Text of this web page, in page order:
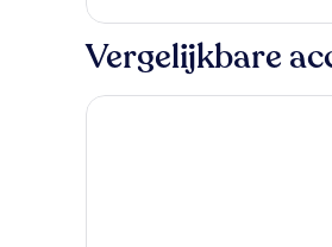
kamer,
tweepersoonsbed
2
Vergelijkbare
Hippocampus Hotel